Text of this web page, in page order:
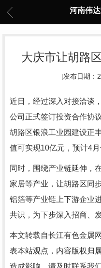
河南伟
大庆市让胡路
[发布日期：
近日，经过深入对接洽谈
公司正式签订投资合作协
胡路区银浪工业园建设正
值可实现10亿元，预计4月
同时，围绕产业链延伸，
家居等产业，让胡路区同
铝箔等产业链上下游企业
共识，为下步深入招商、
本文转载自长江有色金属
表本站观点，内容版权归
造成影响，请及时联系我